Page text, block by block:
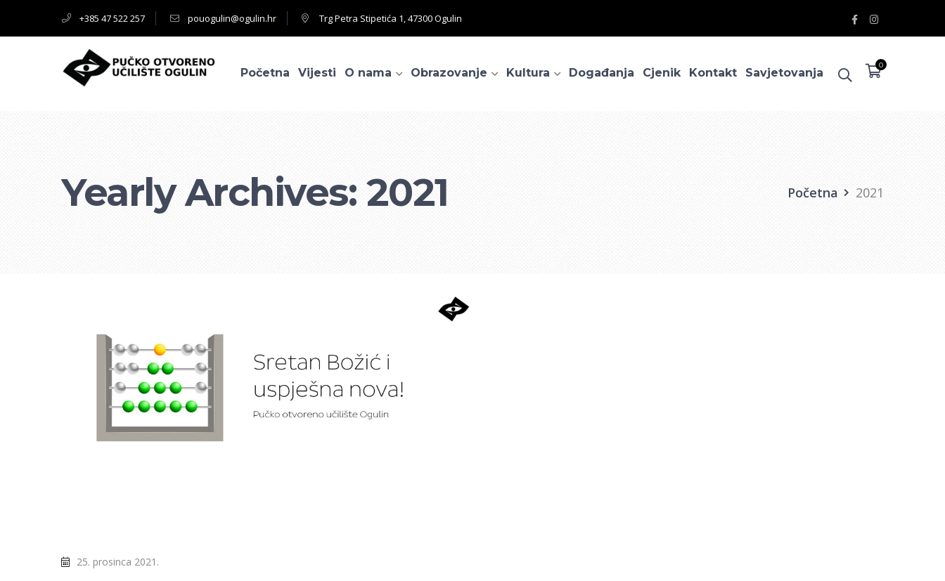
+385 47 522 257 pouogulin@ogulin.hr Trg Petra Stipetića 1, 47300 Ogulin
Facebook
Profile
Instagram
Profile
0
Početna Vijesti O nama Obrazovanje Kultura Događanja Cjenik Kontakt Savjetovanja
Yearly Archives: 2021 Početna 2021
25. prosinca 2021.